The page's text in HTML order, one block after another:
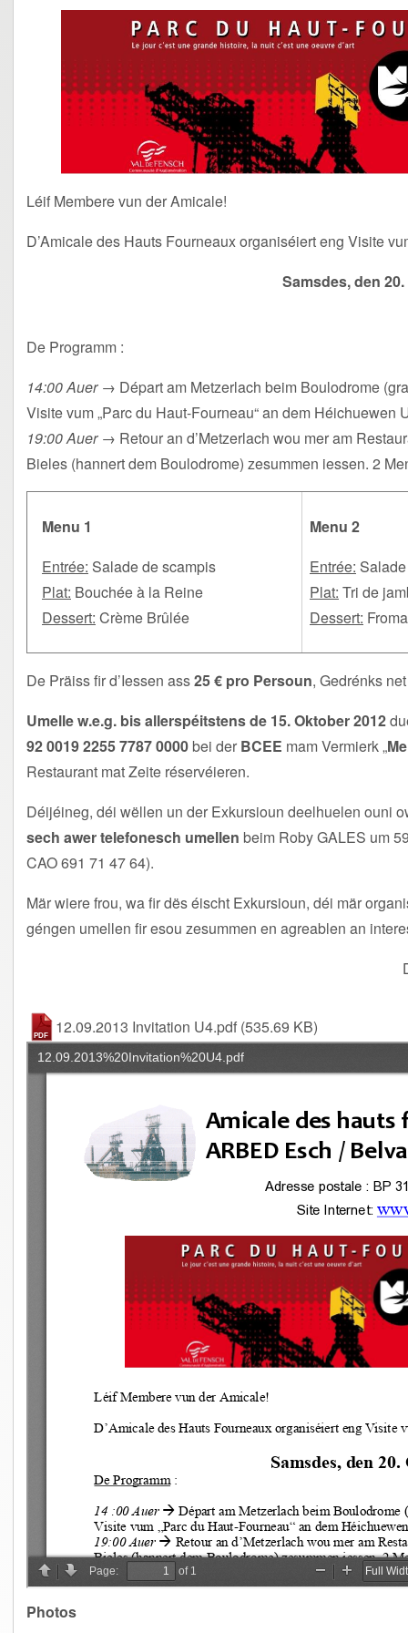
Léif Membere vun der Amicale!
D’Amicale des Hauts Fourneaux organiséiert eng Visite
Samsdes, den
De Programm :
14:00 Auer → Départ am Metzerlach beim Boulodrome
Visite vum „Parc du Haut-Fourneau“ an dem Héichuewen
19:00 Auer→ Retour an d’Metzerlach wou mer am
Bieles (hannert dem Boulodrome) zesummen iessen. 2
Menu 1
Entrée: Salade de scampis
Plat: Bouchée à la Reine
Dessert: Crème Brûlée
Menu 2
Entrée:
Plat: Tri de
Dessert:
De Präiss fir d’Iessen ass25 € pro Persoun, Gedrénks
Umelle w.e.g. bis allerspéitstens de 15. Oktober 2012
92 0019 2255 7787 0000bei der BCEE mam Vermierk „
Restaurant mat Zeite réservéieren.
Déijéineg, déi wëllen un der Exkursioun deelhuelen ouni
sech awer telefonesch umellen beim Roby GALES um
CAO 691 71 47 64).
Mär wiere frou, wa fir dës éischt Exkursioun, déi mär
géngen umellen fir esou zesummen en agreablen an
12.09.2013 Invitation U4.pdf (535.69 KB)
Photos